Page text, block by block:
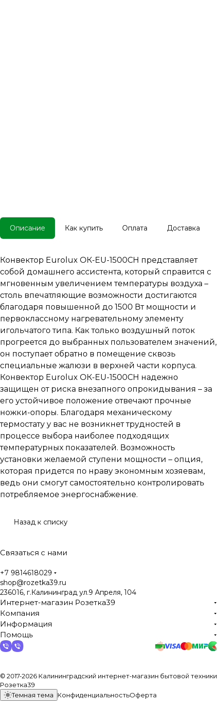
Описание Как купить Оплата Доставка
Конвектор Eurolux ОК-EU-1500CH представляет
собой домашнего ассистента, который справится с
мгновенным увеличением температуры воздуха –
столь впечатляющие возможности достигаются
благодаря повышенной до 1500 Вт мощности и
первоклассному нагревательному элементу
игольчатого типа. Как только воздушный поток
прогреется до выбранных пользователем значений,
он поступает обратно в помещение сквозь
специальные жалюзи в верхней части корпуса.
Конвектор Eurolux ОК-EU-1500CH надежно
защищен от риска внезапного опрокидывания – за
его устойчивое положение отвечают прочные
ножки-опоры. Благодаря механическому
термостату у вас не возникнет трудностей в
процессе выбора наиболее подходящих
температурных показателей. Возможность
установки желаемой ступени мощности – опция,
которая придется по нраву экономным хозяевам,
ведь они смогут самостоятельно контролировать
потребляемое энергоснабжение.
Назад к списку
Связаться с нами
+7 9814618029
shop@rozetka39.ru
236016, г.Калининград ул.9 Апреля, 104
Интернет-магазин Розетка39
Компания
Информация
Помощь
© 2017-2026 Калининградский интернет-магазин бытовой техники
Розетка39
Темная тема
КонфиденциальностьОферта